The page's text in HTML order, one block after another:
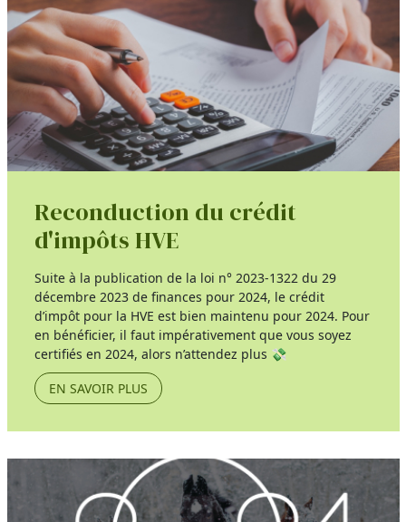
Reconduction du crédit
d'impôts HVE
Suite à la publication de la loi n° 2023-1322 du 29
décembre 2023 de finances pour 2024, le crédit
d’impôt pour la HVE est bien maintenu pour 2024. Pour
en bénéficier, il faut impérativement que vous soyez
certifiés en 2024, alors n’attendez plus 💸
EN SAVOIR PLUS